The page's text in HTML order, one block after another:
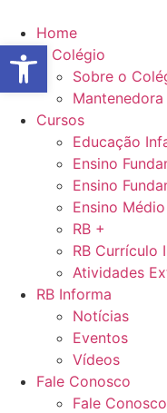
para
conteúdo
Home
O Colégio
Sobre o
Mantenedora
Cursos
Educação
Ensino
Ensino
Ensino Médio
RB +
RB Currículo
Atividades
RB Informa
Notícias
Eventos
Vídeos
Fale Conosco
Fale Conosco
Abrir a barra de ferramentas